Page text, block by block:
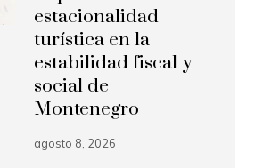
estacionalidad
turística en la
estabilidad fiscal y
social de
Montenegro
agosto 8, 2026